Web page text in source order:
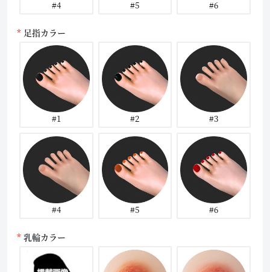
#4 #5 #6
足指カラー
#1 #2 #3
#4 #5 #6
乳輪カラー